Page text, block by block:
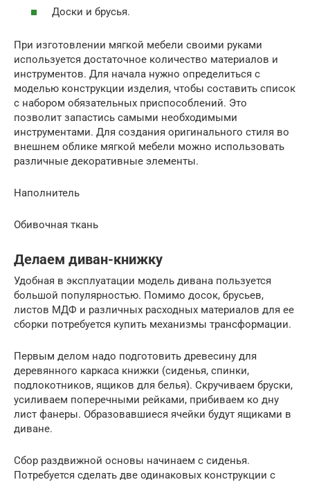
Доски и брусья.
При изготовлении мягкой мебели своими руками
используется достаточное количество материалов и
инструментов. Для начала нужно определиться с
моделью конструкции изделия, чтобы составить список
с набором обязательных приспособлений. Это
позволит запастись самыми необходимыми
инструментами. Для создания оригинального стиля во
внешнем облике мягкой мебели можно использовать
различные декоративные элементы.
Наполнитель
Обивочная ткань
Делаем диван-книжку
Удобная в эксплуатации модель дивана пользуется
большой популярностью. Помимо досок, брусьев,
листов МДФ и различных расходных материалов для ее
сборки потребуется купить механизмы трансформации.
Первым делом надо подготовить древесину для
деревянного каркаса книжки (сиденья, спинки,
подлокотников, ящиков для белья). Скручиваем бруски,
усиливаем поперечными рейками, прибиваем ко дну
лист фанеры. Образовавшиеся ячейки будут ящиками в
диване.
Сбор раздвижной основы начинаем с сиденья.
Потребуется сделать две одинаковых конструкции с